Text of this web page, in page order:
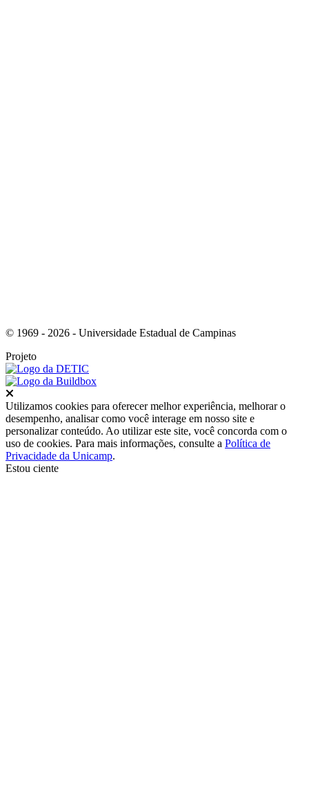
© 1969 - 2026 - Universidade Estadual de Campinas
Projeto
Utilizamos cookies para oferecer melhor experiência, melhorar o
desempenho, analisar como você interage em nosso site e
personalizar conteúdo. Ao utilizar este site, você concorda com o
uso de cookies. Para mais informações, consulte a Política de
Privacidade da Unicamp.
Estou ciente